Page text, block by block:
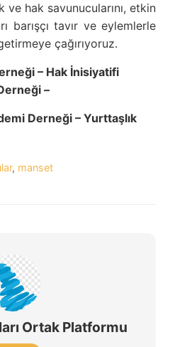
ve hak savunucularını, etkin
barışçı tavır ve eylemlerle
çağırıyoruz.
– Hak İnisiyatifi
–
Derneği – Yurttaşlık
, manset
Ortak Platformu